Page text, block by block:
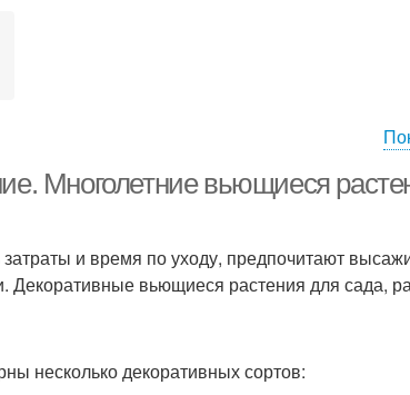
Многолетние вьющиеся
и время по уходу, предпочитают
вьющиеся растения для сада,
несколько декоративных сортов: